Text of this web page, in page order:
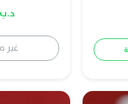
د.ب 231
غير